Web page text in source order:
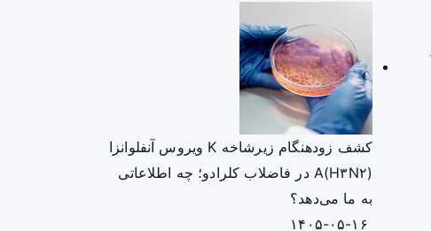
کشف زودهنگام زیرشاخه K ویروس آنفلوانزا
A(H۳N۲) در فاضلاب کلرادو؛ چه اطلاعاتی
به ما می‌دهد؟